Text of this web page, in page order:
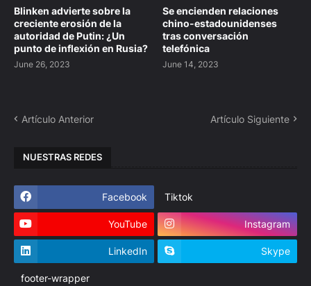
Blinken advierte sobre la
creciente erosión de la
autoridad de Putin: ¿Un
punto de inflexión en Rusia?
June 26, 2023
Se encienden relaciones
chino-estadounidenses
tras conversación
telefónica
June 14, 2023
Artículo Anterior Artículo Siguiente
NUESTRAS REDES
Facebook Tiktok
YouTube Instagram
LinkedIn Skype
footer-wrapper